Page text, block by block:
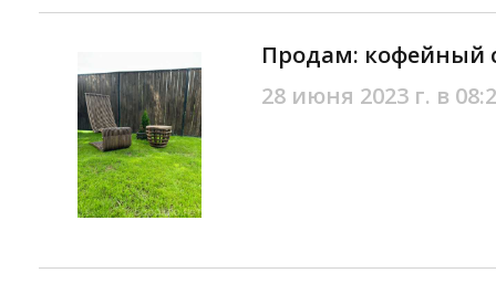
Продам: кофейный
28 июня 2023 г. в